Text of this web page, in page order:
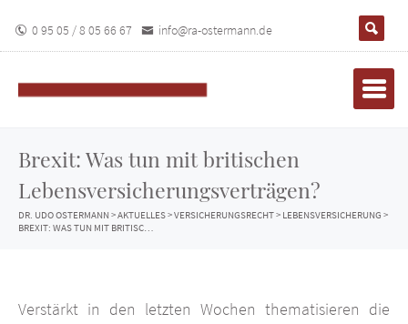
0 95 05 / 8 05 66 67 info@ra-ostermann.de
Brexit: Was tun mit britischen
Lebensversicherungsverträgen?
DR. UDO OSTERMANN >AKTUELLES>VERSICHERUNGSRECHT> LEBENSVERSICHERUNG >
Verstärkt in den letzten Wochen thematisieren die